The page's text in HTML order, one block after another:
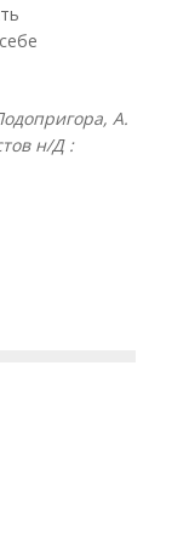
А.
н/Д :